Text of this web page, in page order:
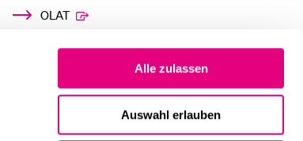
Alle zulassen
Auswahl erlauben
OLAT